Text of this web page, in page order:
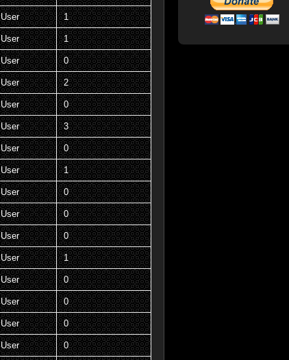
User 1
User 1
User 0
User 2
User 0
User 3
User 0
User 1
User 0
User 0
User 0
User 1
User 0
User 0
User 0
User 0